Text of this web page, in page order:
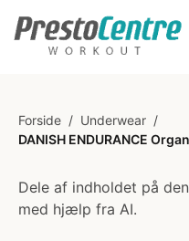
Forside / Underwear /
DANISH ENDURANCE
Dele af indholdet på
med hjælp fra AI.